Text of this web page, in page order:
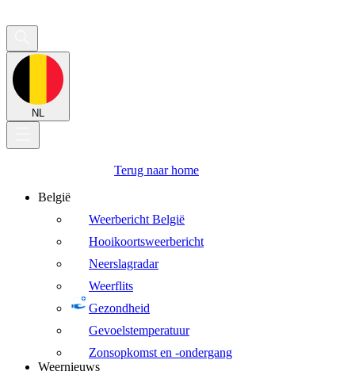
NL
Terug naar home
België
Weerbericht België
Hooikoortsweerbericht
Neerslagradar
Weerflits
Gezondheid
Gevoelstemperatuur
Zonsopkomst en -ondergang
Weernieuws